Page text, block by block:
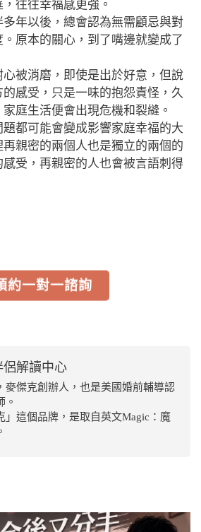
往往幸福感更強。
年以後，總會認為無需顧忌與對
原本的關心，到了嘴邊就變成了
被消磨，即使是出於好意，但說
感受，只是一味的抱怨責怪，久
庭生活便會出現危機和裂縫。
都可能會變成影響家庭幸福的大
親密的兩個人也是獨立的兩個的
受，再親密的人也會被言語刺得
約一對一諮詢
侶解讀中心
麥傑克創辦人，也是美國婚前輔導認
。
」這個品牌，是取自英文Magic：魔